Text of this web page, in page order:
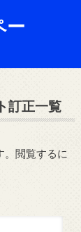
ー
訂正一覧
。閲覧するに